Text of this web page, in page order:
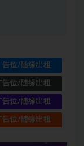
告位/随缘出租
告位/随缘出租
告位/随缘出租
告位/随缘出租